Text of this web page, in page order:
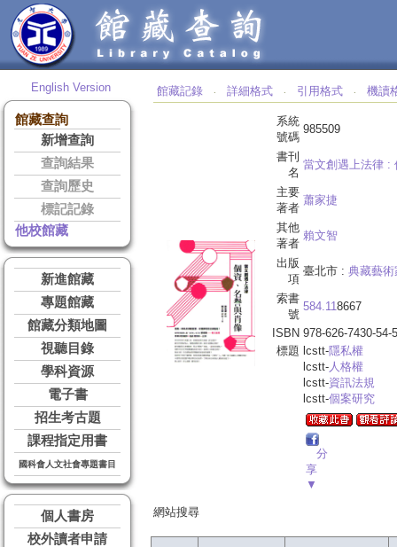
English Version
館藏查詢
新增查詢
查詢結果
查詢歷史
標記記錄
他校館藏
新進館藏
專題館藏
館藏分類地圖
視聽目錄
學科資源
電子書
招生考古題
課程指定用書
國科會人文社會專題書目
個人書房
校外讀者申請
館藏記錄 ‧ 詳細格式 ‧ 引用格式 ‧ 機讀
系統
號碼
985509
書刊
名
當文創遇上法律 :
主要
著者
蕭家捷
其他
著者
賴文智
出版
項
臺北市 : 典藏藝術
索書
號
584.118667
ISBN 978-626-7430-54-5
標題 lcstt-隱私權
lcstt-人格權
lcstt-資訊法規
lcstt-個案研究
分
享
▼
網站搜尋